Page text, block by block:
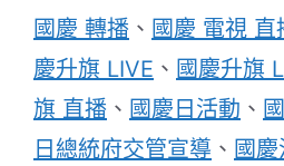
國慶 轉播 、 國慶 電視 直
慶升旗 LIVE 、 國慶升旗
旗 直播 、 國慶日活動 、
日總統府交管宣導 、 國